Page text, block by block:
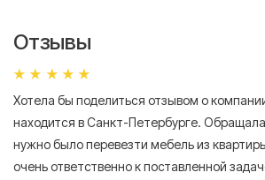
Отзывы
Хотела бы поделиться отзывом о
находится в Санкт-Петербурге.
нужно было перевезти мебель из
очень ответственно к поставленной